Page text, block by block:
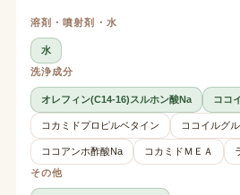
溶剤・噴射剤・水
水
洗浄成分
オレフィン(C14-16)スルホン酸Na ココ
コカミドプロピルベタイン ココイルグ
ココアンホ酢酸Na コカミドＭＥＡ
その他